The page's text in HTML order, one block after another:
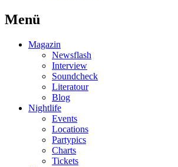
Menü
Magazin
Newsflash
Interview
Soundcheck
Literatour
Blog
Nightlife
Events
Locations
Partypics
Charts
Tickets